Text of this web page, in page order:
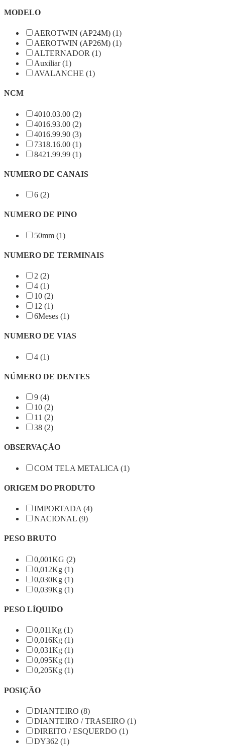
MODELO
AEROTWIN (AP24M) (1)
AEROTWIN (AP26M) (1)
ALTERNADOR (1)
Auxiliar (1)
AVALANCHE (1)
NCM
4010.03.00 (2)
4016.93.00 (2)
4016.99.90 (3)
7318.16.00 (1)
8421.99.99 (1)
NUMERO DE CANAIS
6 (2)
NUMERO DE PINO
50mm (1)
NUMERO DE TERMINAIS
2 (2)
4 (1)
10 (2)
12 (1)
6Meses (1)
NUMERO DE VIAS
4 (1)
NÚMERO DE DENTES
9 (4)
10 (2)
11 (2)
38 (2)
OBSERVAÇÃO
COM TELA METALICA (1)
ORIGEM DO PRODUTO
IMPORTADA (4)
NACIONAL (9)
PESO BRUTO
0,001KG (2)
0,012Kg (1)
0,030Kg (1)
0,039Kg (1)
PESO LÍQUIDO
0,011Kg (1)
0,016Kg (1)
0,031Kg (1)
0,095Kg (1)
0,205Kg (1)
POSIÇÃO
DIANTEIRO (8)
DIANTEIRO / TRASEIRO (1)
DIREITO / ESQUERDO (1)
DY362 (1)